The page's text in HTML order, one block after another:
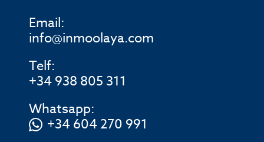
Email:
info@inmoolaya.com
Telf:
+34 938 805 311
Whatsapp:
+34 604 270 991